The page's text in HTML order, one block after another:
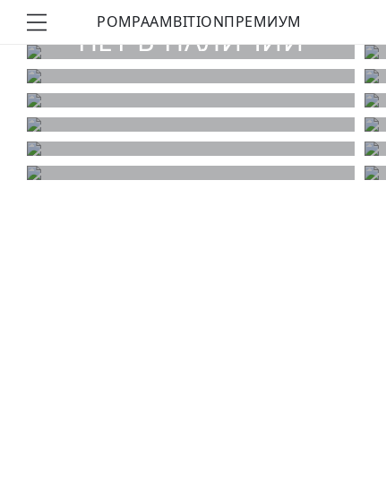
POMPAAMBITIONПРЕМИУМ